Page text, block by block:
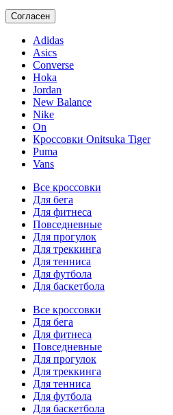
Согласен
Adidas
Asics
Converse
Hoka
Jordan
New Balance
Nike
On
Кроссовки Onitsuka Tiger
Puma
Vans
Все кроссовки
Для бега
Для фитнеса
Повседневные
Для прогулок
Для треккинга
Для тенниса
Для футбола
Для баскетбола
Все кроссовки
Для бега
Для фитнеса
Повседневные
Для прогулок
Для треккинга
Для тенниса
Для футбола
Для баскетбола